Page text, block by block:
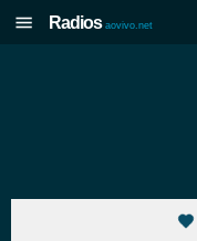
Radios aovivo.net